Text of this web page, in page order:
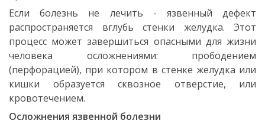
Если болезнь не лечить - язвенный дефект
распространяется вглубь стенки желудка. Этот
процесс может завершиться опасными для жизни
человека осложнениями: прободением
(перфорацией), при котором в стенке желудка или
кишки образуется сквозное отверстие, или
кровотечением.
Осложнения язвенной болезни